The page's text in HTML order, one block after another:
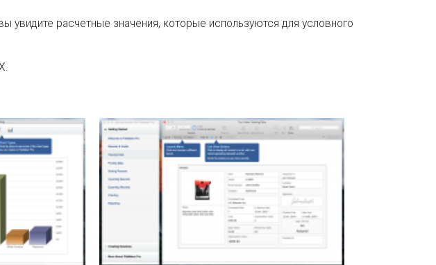
увидите расчетные значения, которые используются для условного